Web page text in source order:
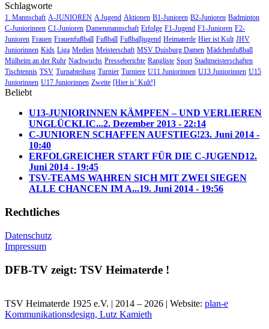
Schlagworte
1. Mannschaft A-JUNIOREN A Jugend Aktionen B1-Junioren B2-Junioren Badminton
C-Juniorinnen C1-Junioren Damenmannschaft Erfolge F1-Jugend F1-Junioren F2-
Junioren Frauen Frauenfußball Fußball Fußballjugend Heimaterde Hier ist Kult JHV
Juniorinnen Kids Liga Medien Meisterschaft MSV Duisburg Damen Mädchenfußball
Mülheim an der Ruhr Nachwuchs Presseberichte Rangliste Sport Stadtmeisterschaften
Tischtennis TSV Turnabteilung Turnier Turniere U11 Juniorinnen U13 Juniorinnen U15
Juniorinnen U17 Juniorinnen Zweite [Hier is’ Kult!]
Beliebt
U13-JUNIORINNEN KÄMPFEN – UND VERLIEREN
UNGLÜCKLIC...2. Dezember 2013 - 22:14
C-JUNIOREN SCHAFFEN AUFSTIEG!23. Juni 2014 -
10:40
ERFOLGREICHER START FÜR DIE C-JUGEND12.
Juni 2014 - 19:45
TSV-TEAMS WAHREN SICH MIT ZWEI SIEGEN
ALLE CHANCEN IM A...19. Juni 2014 - 19:56
Rechtliches
Datenschutz
Impressum
DFB-TV zeigt: TSV Heimaterde !
TSV Heimaterde 1925 e.V. | 2014 – 2026 | Website: plan-e
Kommunikationsdesign, Lutz Kamieth